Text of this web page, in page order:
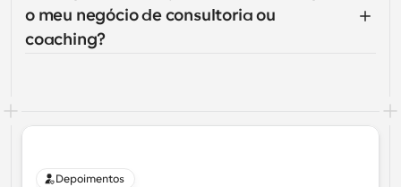
o meu negócio de consultoria ou
coaching?
Depoimentos